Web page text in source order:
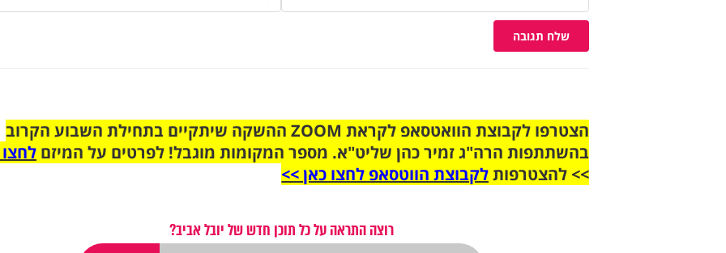
שלח תגובה
הצטרפו לקבוצת הוואטסאפ לקראת ZOOM ההשקה שיתקיים בתחילת השבוע הקרוב
בהשתתפות הרה"ג זמיר כהן שליט"א. מספר המקומות מוגבל! לפרטים על המיזם
>> להצטרפותלקבוצת הווטסאפ לחצו כאן >>
רוצה התראה על כל תוכן חדש של יובל אביב?